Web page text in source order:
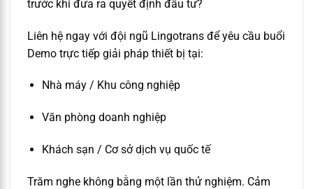
trước khi đưa ra quyết định đầu tư?
Liên hệ ngay với đội ngũ Lingotrans để yêu cầu buổi
Demo trực tiếp giải pháp thiết bị tại:
Nhà máy / Khu công nghiệp
Văn phòng doanh nghiệp
Khách sạn / Cơ sở dịch vụ quốc tế
Trăm nghe không bằng một lần thử nghiệm. Cảm